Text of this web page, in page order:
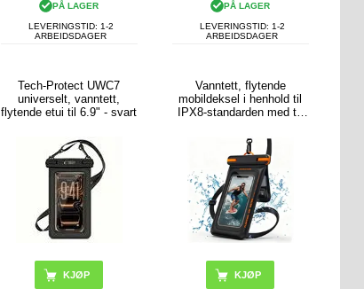
PÅ LAGER
LEVERINGSTID: 1-2
ARBEIDSDAGER
PÅ LAGER
LEVERINGSTID: 1-2
ARBEIDSDAGER
Tech-Protect UWC7
universelt, vanntett,
flytende etui til 6.9" - svart
Vanntett, flytende
mobildeksel i henhold til
IPX8-standarden med to
svart